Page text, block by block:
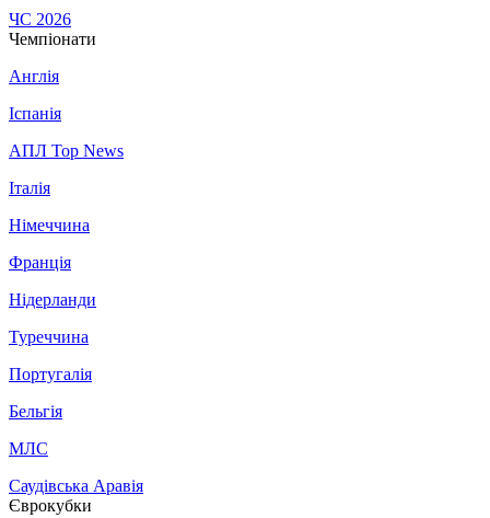
ЧС 2026
Чемпіонати
Англія
Іспанія
АПЛ Top News
Італія
Німеччина
Франція
Нідерланди
Туреччина
Португалія
Бельгія
МЛС
Саудівська Аравія
Єврокубки